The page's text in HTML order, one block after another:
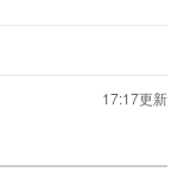
17:17更新